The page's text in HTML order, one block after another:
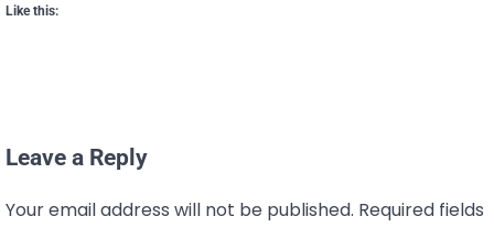
Like this:
Leave a Reply
Your email address will not be published. Required fields